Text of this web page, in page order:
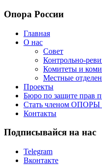
Опора России
Главная
О нас
Совет
Контрольно-
Комитеты и
Местные
Проекты
Бюро по защите прав
Стать членом
Контакты
Подписывайся на нас
Telegram
Вконтакте